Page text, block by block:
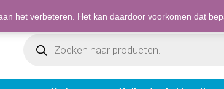
het verbeteren. Het kan daardoor voorkomen dat
Bestellen op factuur mogelijk voor bedrijven
Producten